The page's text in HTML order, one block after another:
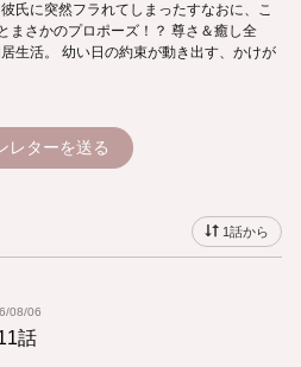
氏に突然フラれてしまったすなおに、こ
まさかのプロポーズ！？ 尊さ＆癒し全
生活。 幼い日の約束が動き出す、かけが
レターを送る
1話から
08/06
話